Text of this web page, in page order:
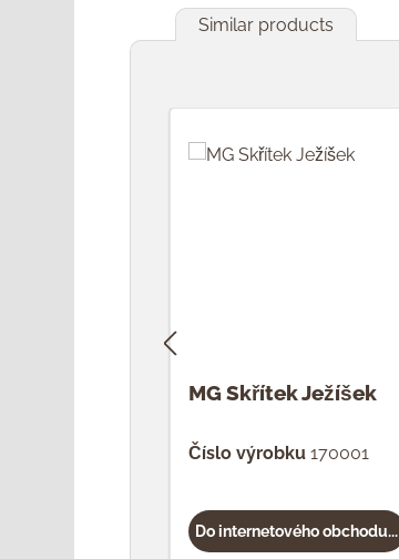
Similar products
MG Skřítek Ježíšek
Číslo výrobku 170001
Do internetového obchodu...